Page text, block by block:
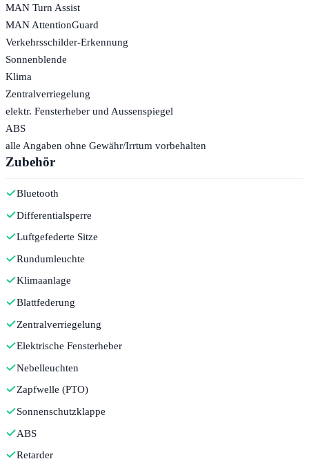
MAN Turn Assist
MAN AttentionGuard
Verkehrsschilder-Erkennung
Sonnenblende
Klima
Zentralverriegelung
elektr. Fensterheber und Aussenspiegel
ABS
alle Angaben ohne Gewähr/Irrtum vorbehalten
Zubehör
Bluetooth
Differentialsperre
Luftgefederte Sitze
Rundumleuchte
Klimaanlage
Blattfederung
Zentralverriegelung
Elektrische Fensterheber
Nebelleuchten
Zapfwelle (PTO)
Sonnenschutzklappe
ABS
Retarder